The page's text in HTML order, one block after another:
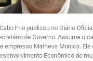
Frio publicou no Diário
de Governo. Assume o
empresas Matheus Monica. Ele
Econômico do